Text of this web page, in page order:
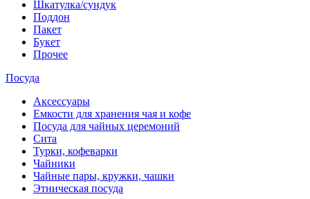
Шкатулка/сундук
Поддон
Пакет
Букет
Прочее
Посуда
Аксессуары
Емкости для хранения чая и кофе
Посуда для чайных церемоний
Сита
Турки, кофеварки
Чайники
Чайные пары, кружки, чашки
Этническая посуда